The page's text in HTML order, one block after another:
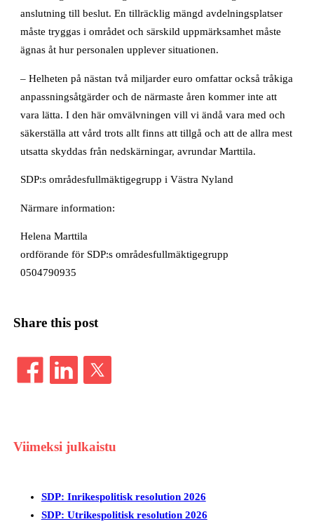
anslutning till beslut. En tillräcklig mängd avdelningsplatser
måste tryggas i området och särskild uppmärksamhet måste
ägnas åt hur personalen upplever situationen.
– Helheten på nästan två miljarder euro omfattar också tråkiga
anpassningsåtgärder och de närmaste åren kommer inte att
vara lätta. I den här omvälvningen vill vi ändå vara med och
säkerställa att vård trots allt finns att tillgå och att de allra mest
utsatta skyddas från nedskärningar, avrundar Marttila.
SDP:s områdesfullmäktigegrupp i Västra Nyland
Närmare information:
Helena Marttila
ordförande för SDP:s områdesfullmäktigegrupp
0504790935
Share this post
Viimeksi julkaistu
SDP: Inrikespolitisk resolution 2026
SDP: Utrikespolitisk resolution 2026